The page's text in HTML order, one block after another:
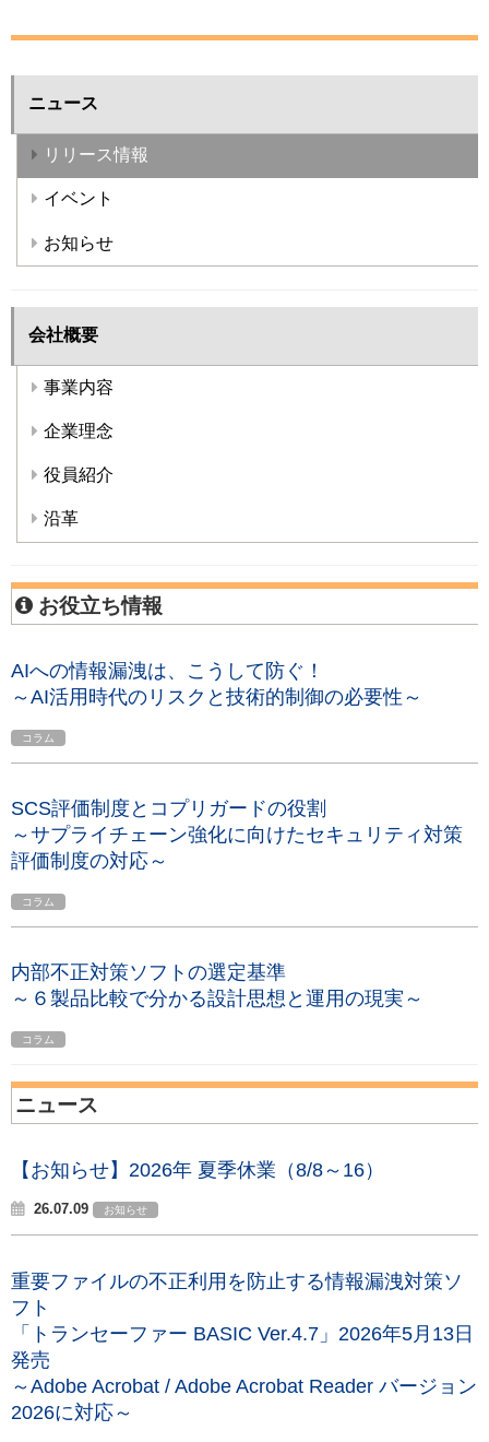
ニュース
リリース情報
イベント
お知らせ
会社概要
事業内容
企業理念
役員紹介
沿革
お役立ち情報
AIへの情報漏洩は、こうして防ぐ！
～AI活用時代のリスクと技術的制御の必要性～
コラム
SCS評価制度とコプリガードの役割
～サプライチェーン強化に向けたセキュリティ対策
評価制度の対応～
コラム
内部不正対策ソフトの選定基準
～６製品比較で分かる設計思想と運用の現実～
コラム
ニュース
【お知らせ】2026年 夏季休業（8/8～16）
26.07.09 お知らせ
重要ファイルの不正利用を防止する情報漏洩対策ソ
フト
「トランセーファー BASIC Ver.4.7」2026年5月13日
発売
～Adobe Acrobat / Adobe Acrobat Reader バージョン
2026に対応～